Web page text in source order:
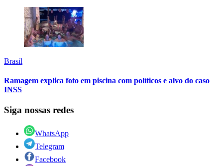
Brasil
Ramagem explica foto em piscina com políticos e alvo do caso
INSS
Siga nossas redes
WhatsApp
Telegram
Facebook